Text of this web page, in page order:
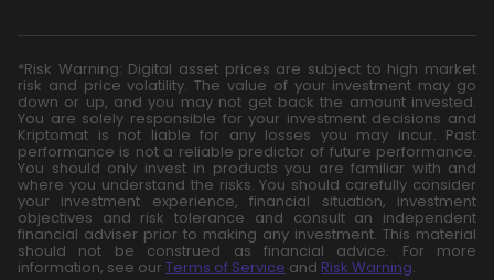
*Risk Warning: Digital asset prices are subject to high market
risk and price volatility. The value of your investment may go
down or up, and you may not get back the amount invested.
You are solely responsible for your investment decisions and
Kriptomat is not liable for any losses you may incur. Past
performance is not a reliable predictor of future performance.
You should only invest in products you are familiar with and
where you understand the risks. You should carefully consider
your investment experience, financial situation, investment
objectives and risk tolerance and consult an independent
financial adviser prior to making any investment. This material
should not be construed as financial advice. For more
information, see our Terms of Service and Risk Warning.